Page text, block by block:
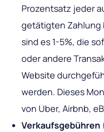
Prozentsatz jeder
getätigten Zahlung
sind es 1-5%, die
oder andere
Website
werden. Dieses
von Uber, Airbnb,
Verkaufsgebühren